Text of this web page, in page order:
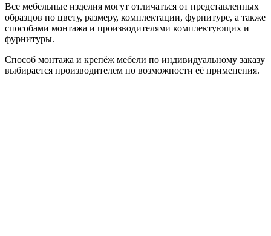
Все мебельные изделия могут отличаться от представленных
образцов по цвету, размеру, комплектации, фурнитуре, а также
способами монтажа и производителями комплектующих и
фурнитуры.
Способ монтажа и крепёж мебели по индивидуальному заказу
выбирается производителем по возможности её применения.